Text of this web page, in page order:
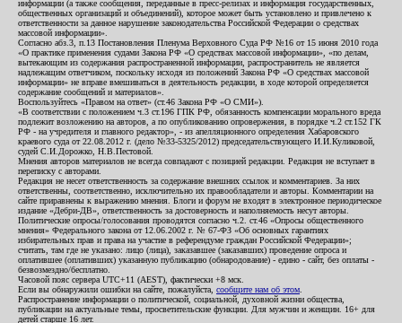
информации (а также сообщения, переданные в пресс-релизах и информация государственных,
общественных организаций и объединений), которое может быть установлено и привлечено к
ответственности за данное нарушение законодательства Российской Федерации о средствах
массовой информации».
Согласно абз.3, п.13 Постановления Пленума Верховного Суда РФ №16 от 15 июня 2010 года
«О практике применения судами Закона РФ «О средствах массовой информации», «по делам,
вытекающим из содержания распространенной информации, распространитель не является
надлежащим ответчиком, поскольку исходя из положений Закона РФ «О средствах массовой
информации» не вправе вмешиваться в деятельность редакции, в ходе которой определяется
содержание сообщений и материалов».
Воспользуйтесь «Правом на ответ» (ст.46 Закона РФ «О СМИ»).
«В соответствии с положением ч.3 ст.196 ГПК РФ, обязанность компенсации морального вреда
подлежит возложению на авторов, а по опубликованию опровержения, в порядке ч.2 ст.152 ГК
РФ - на учредителя и главного редактор», - из апелляционного определения Хабаровского
краевого суда от 22.08.2012 г. (дело №33-5325/2012) председательствующего И.И.Куликовой,
судей С.И.Дорожко, Н.В.Пестовой.
Мнения авторов материалов не всегда совпадают с позицией редакции. Редакция не вступает в
переписку с авторами.
Редакция не несет ответственность за содержание внешних ссылок и комментариев. За них
ответственны, соответственно, исключительно их правообладатели и авторы. Комментарии на
сайте приравнены к выражению мнения. Блоги и форум не входят в электронное периодическое
издание «Дебри-ДВ», ответственность за достоверность и наполняемость несут авторы.
Политические опросы/голосования проводятся согласно ч.2. ст.46 «Опросы общественного
мнения» Федерального закона от 12.06.2002 г. № 67-ФЗ «Об основных гарантиях
избирательных прав и права на участие в референдуме граждан Российской Федерации»;
считать, там где не указано: лицо (лица), заказавшее (заказавших) проведение опроса и
оплатившее (оплативших) указанную публикацию (обнародование) - едино - сайт, без оплаты -
безвозмездно/бесплатно.
Часовой пояс сервера UTC+11 (AEST), фактически +8 мск.
Если вы обнаружили ошибки на сайте, пожалуйста, сообщите нам об этом
Распространение информации о политической, социальной, духовной жизни общества,
публикации на актуальные темы, просветительские функции. Для мужчин и женщин. 16+ для
детей старше 16 лет.